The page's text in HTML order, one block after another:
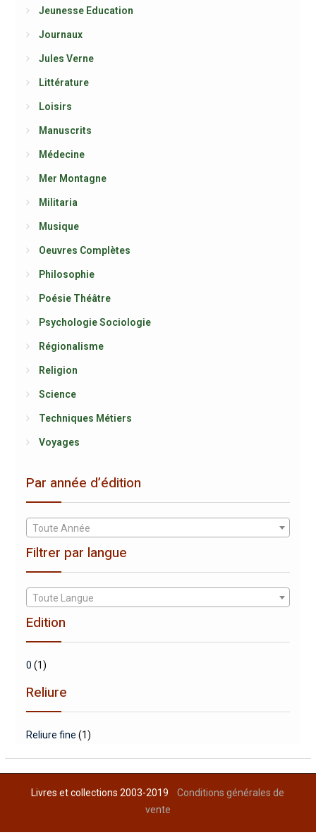
Jeunesse Education
Journaux
Jules Verne
Littérature
Loisirs
Manuscrits
Médecine
Mer Montagne
Militaria
Musique
Oeuvres Complètes
Philosophie
Poésie Théâtre
Psychologie Sociologie
Régionalisme
Religion
Science
Techniques Métiers
Voyages
Par année d’édition
Toute Année
Filtrer par langue
Toute Langue
Edition
0 (1)
Reliure
Reliure fine (1)
Livres et collections 2003-2019Conditions générales de
vente